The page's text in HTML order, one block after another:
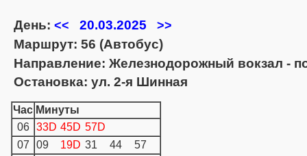
День: << 20.03.2025 >>
Маршрут: 56 (Автобус)
Направление: Железнодорожный вокзал -
Остановка: ул. 2-я Шинная
Час Минуты
06
33D 45D 57D
07
09 19D 31 44
57